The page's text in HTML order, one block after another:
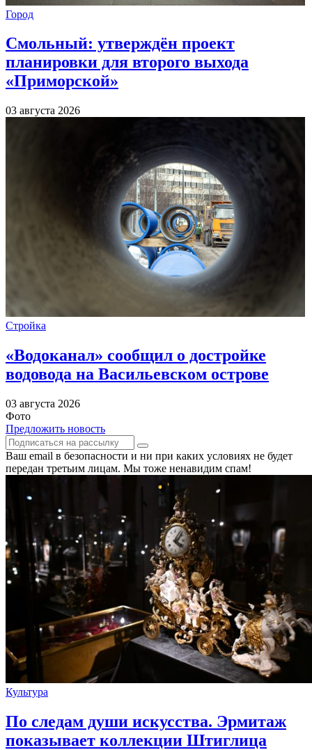
Город
Смольный: утверждён проект
планировки для второго выхода
«Приморской»
03 августа 2026
Стройка
«Водоканал» сообщил о достройке
водовода на Васильевском острове
03 августа 2026
Фото
Предложить новость
Ваш email в безопасности и ни при каких условиях не будет
передан третьим лицам. Мы тоже ненавидим спам!
Культура
По следам души искусства. Эрмитаж
показывает коллекции Штиглица